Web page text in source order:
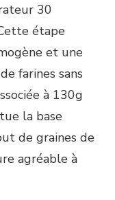
30
étape
et une
farines sans
à 130g
la base
de graines de
agréable à